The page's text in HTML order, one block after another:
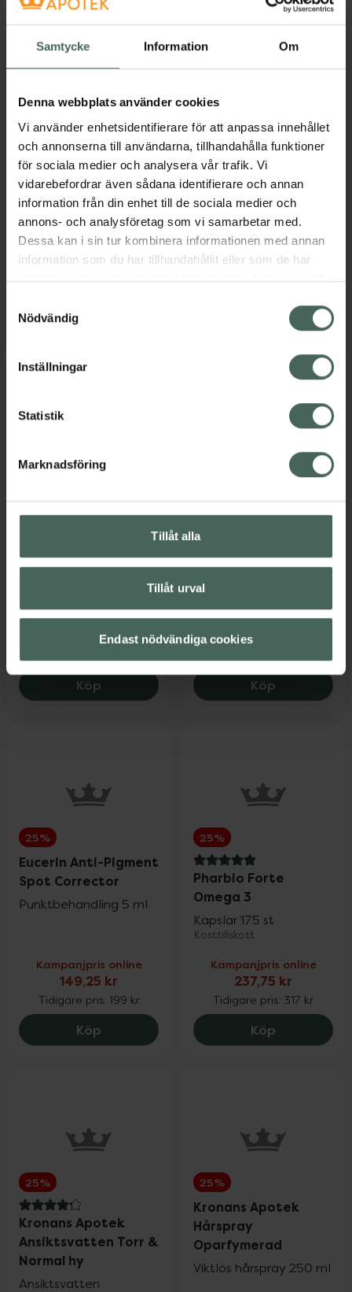
Samtycke Information Om
Denna webbplats använder cookies
Vi använder enhetsidentifierare för att anpassa innehållet
och annonserna till användarna, tillhandahålla funktioner
för sociala medier och analysera vår trafik. Vi
vidarebefordrar även sådana identifierare och annan
information från din enhet till de sociala medier och
annons- och analysföretag som vi samarbetar med.
Dessa kan i sin tur kombinera informationen med annan
information som du har tillhandahållit eller som de har
samlat in när du har använt deras tjänster. Samtycke till
återkalla ditt samtycke via webbplatsens
cookieinställningar. Ett återkallat samtycke påverkar inte
lagligheten av behandling som skett innan återkallelsen.
Nödvändig
Inställningar
Statistik
Marknadsföring
Tillåt alla
Tillåt urval
Endast nödvändiga cookies
20%
Medik8 C-Tetra Luxe
Serum
Serum 30 ml
Kampanjpris online
Köp Medik8 C-Tetra Luxe Serum, 572 kr.
25%
5 av 5 i omdöme
Medicube Triple
Collagen Serum
Ansiktsserum med
kollagen 55 ml
Kampanjpris online
Medicube
20%
5 av 5 i omdöme
Pureness Krill
Kapslar 120 st
Kosttillskott
Kampanjpris online
287,20 kr
Köp Pureness Krill Omega-3, 287.2 kr.
4.9 av 5 i omdöme
Monkids Fiskolja
Barn Citron
Tuggbara gummies 60
Kosttillskott
Kampanjpris online
91,50 kr
Köp Monkids
25%
Eucerin Anti-Pigment
Spot Corrector
Punktbehandling 5 ml
Kampanjpris online
149,25 kr
Tidigare pris: 199 kr
Köp Eucerin Anti-Pigment Spot Corrector,
25%
5 av 5 i omdöme
Pharbio Forte
Omega 3
Kapslar 175 st
Kosttillskott
Kampanjpris online
237,75 kr
Tidigare pris: 317 kr
Köp Pharbio
25%
4.2 av 5 i omdöme
Kronans Apotek
Ansiktsvatten Torr &
Normal hy
Ansiktsvatten
25%
Kronans Apotek
Hårspray
Oparfymerad
Viktlös hårspray 250 ml